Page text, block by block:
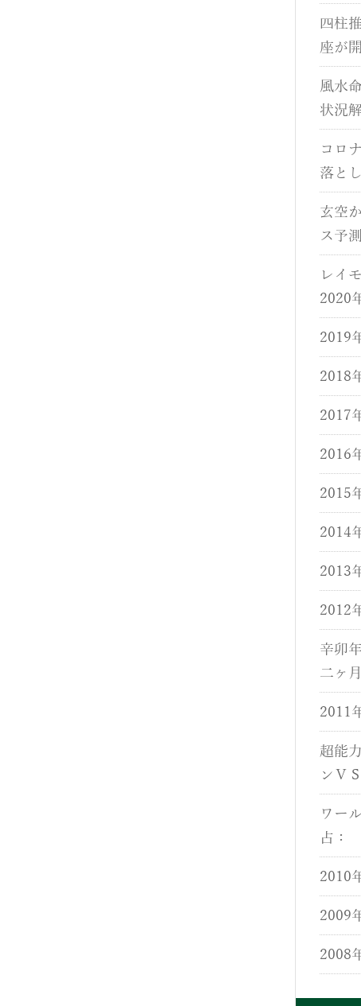
開催
四柱
座が
風水
状況
コロ
落と
玄空
ス予測
レイ
2020
開催
2019
2018
2017
2016
2015
2014
2013
2012
辛卯
二ヶ月
2011
超能
ンＶ
ワー
占：
ダ
2010
2009
2008